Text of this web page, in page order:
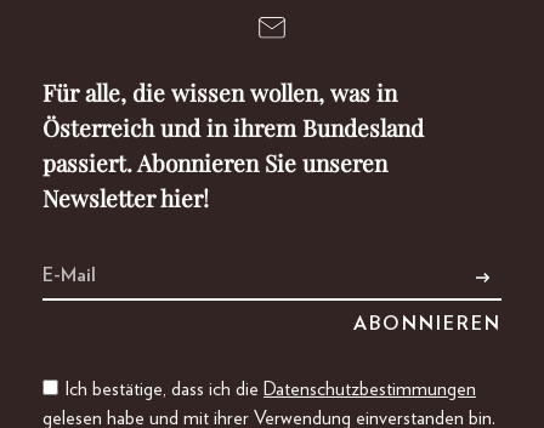
Für alle, die wissen wollen, was in
Österreich und in ihrem Bundesland
passiert. Abonnieren Sie unseren
Newsletter hier!
Ich bestätige, dass ich die Datenschutzbestimmungen
gelesen habe und mit ihrer Verwendung einverstanden bin.